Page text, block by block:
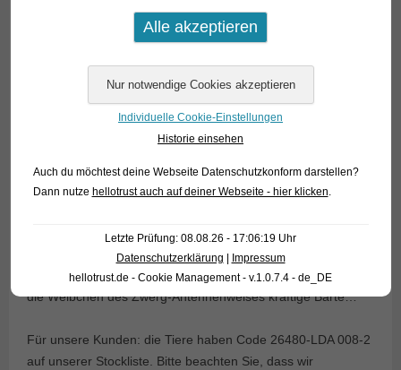
Die Geschlechter sind nicht ganz so einfach zu
unterscheiden wie bei anderenAncistrus-Arten, denn genau
wie die Zwergen-Frauen in Tolkiens „Herr der Ringe“ tragen
die Weibchen des Zwerg-Antennenwelses kräftige Bärte…
Für unsere Kunden: die Tiere haben Code 26480-LDA 008-2
auf unserer Stockliste. Bitte beachten Sie, dass wir
Individuelle Cookie-Einstellungen
Historie einsehen
Auch du möchtest deine Webseite Datenschutzkonform darstellen?
Dann nutze hellotrust auch auf deiner Webseite - hier klicken.
Letzte Prüfung: 08.08.26 - 17:06:19 Uhr
Datenschutzerklärung
Impressum
hellotrust.de - Cookie Management - v.1.0.7.4 - de_DE